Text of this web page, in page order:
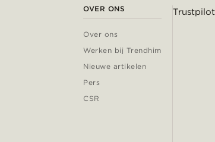
OVER ONS
Over ons
Werken bij Trendhim
Nieuwe artikelen
Pers
CSR
Trustpilot